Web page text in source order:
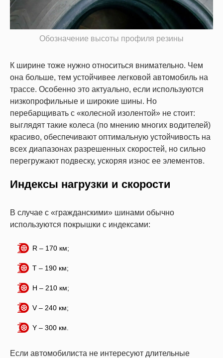
Обозначение высоты профиля резины
К ширине тоже нужно относиться внимательно. Чем
она больше, тем устойчивее легковой автомобиль на
трассе. Особенно это актуально, если используются
низкопрофильные и широкие шины. Но
перебарщивать с «колесной изолентой» не стоит:
выглядят такие колеса (по мнению многих водителей)
красиво, обеспечивают оптимальную устойчивость на
всех диапазонах разрешенных скоростей, но сильно
перегружают подвеску, ускоряя износ ее элементов.
Индексы нагрузки и скорости
В случае с «гражданскими» шинами обычно
используются покрышки с индексами:
R – 170 км;
Т – 190 км;
Н – 210 км;
V – 240 км;
Y – 300 км.
Если автомобилиста не интересуют длительные